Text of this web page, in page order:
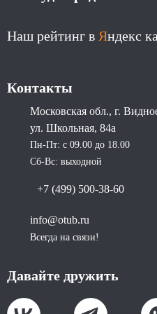
Наш рейтинг в Яндекс
Контакты
Московская обл., г.
ул. Школьная, 84а
Пн-Пт: с 09.00 до 18.00
Сб-Вс: выходной
+7 (499) 500-38-60
info@otub.ru
Всегда на связи!
Давайте дружить